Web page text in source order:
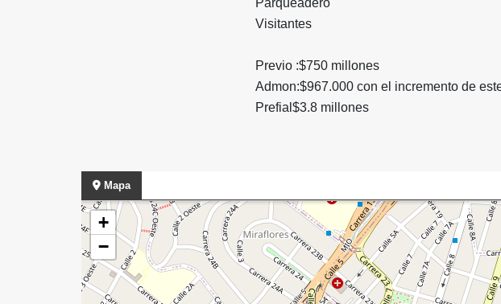
Visitantes
Previo :$750 millones
Admon:$967.000 con el incremento de
Prefial$3.8 millones
Mapa
+
−